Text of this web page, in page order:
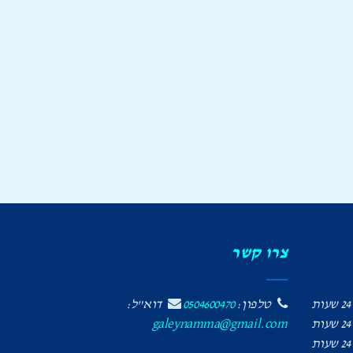
24 שעות
24 שעות
24 שעות
צרו קשר
טלפון:0504600470
דוא"ל:
galeynamma@gmail.com